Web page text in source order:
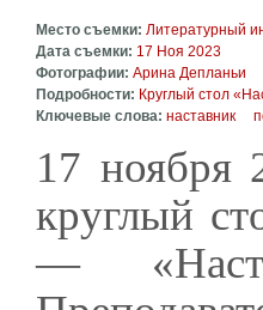
Место съемки: Литературный
Дата съемки: 17 Ноя 2023
Фотографии: Арина Депланьи
Подробности: Круглый стол
Ключевые слова: наставник
17 ноября
круглый
—